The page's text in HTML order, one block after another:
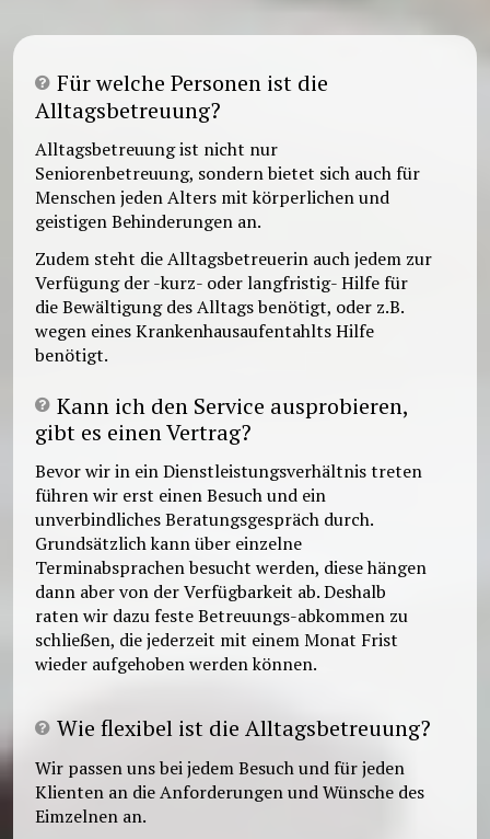
Für welche Personen ist die
Alltagsbetreuung?
Alltagsbetreuung ist nicht nur
Seniorenbetreuung, sondern bietet sich auch für
Menschen jeden Alters mit körperlichen und
geistigen Behinderungen an.
Zudem steht die Alltagsbetreuerin auch jedem zur
Verfügung der -kurz- oder langfristig- Hilfe für
die Bewältigung des Alltags benötigt, oder z.B.
wegen eines Krankenhausaufentahlts Hilfe
benötigt.
Kann ich den Service ausprobieren,
gibt es einen Vertrag?
Bevor wir in ein Dienstleistungsverhältnis treten
führen wir erst einen Besuch und ein
unverbindliches Beratungsgespräch durch.
Grundsätzlich kann über einzelne
Terminabsprachen besucht werden, diese hängen
dann aber von der Verfügbarkeit ab. Deshalb
raten wir dazu feste Betreuungs-abkommen zu
schlieẞen, die jederzeit mit einem Monat Frist
wieder aufgehoben werden können.
Wie flexibel ist die Alltagsbetreuung?
Wir passen uns bei jedem Besuch und für jeden
Klienten an die Anforderungen und Wünsche des
Eimzelnen an.